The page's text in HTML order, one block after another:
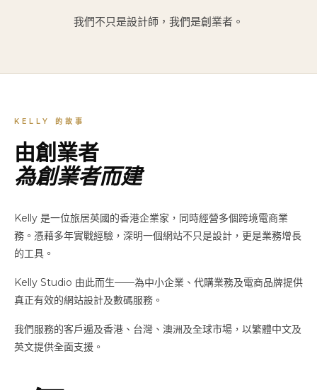
我們不只是設計師，我們是創業者。
KELLY 的故事
由創業者
為創業者而建
Kelly 是一位旅居英國的香港企業家，同時經營多個跨境電商業
務。憑藉多年實戰經驗，深明一個網站不只是設計，更是業務增長
的工具。
Kelly Studio 由此而生——為中小企業、代購業務及電商品牌提供
真正有效的網站設計及數碼服務。
我們服務的客戶遍及香港、台灣、澳洲及全球市場，以繁體中文及
英文提供全面支援。